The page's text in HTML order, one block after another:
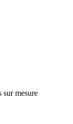
sur mesure